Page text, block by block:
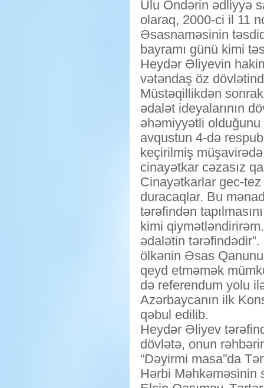
Ulu Öndərin ədliyyə
olaraq, 2000-ci il 11
Əsasnaməsinin
bayramı günü kimi
Heydər Əliyevin
vətəndaş öz
Müstəqillikdən
ədalət ideyalarının
əhəmiyyətli
avqustun 4-də
keçirilmiş
cinayətkar cəzasız
Cinayətkarlar gec-
duracaqlar. Bu
tərəfindən
kimi
ədalətin
ölkənin Əsas
qeyd etməmək
də referendum yolu
Azərbaycanın ilk
qəbul edilib.
Heydər Əliyev
dövlətə, onun
“Dəyirmi masa”da
Hərbi Məhkəməsinin